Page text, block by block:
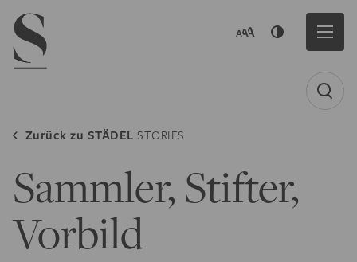
Navigation menu
Zurück zu STÄDEL STORIES
Sammler, Stifter,
Vorbild